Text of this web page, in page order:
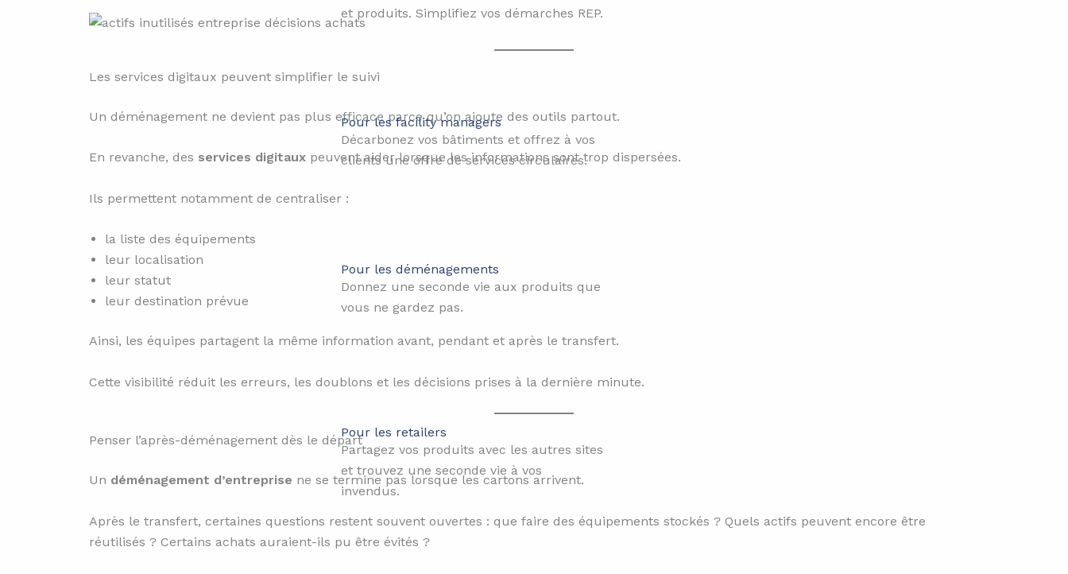
et produits. Simplifiez vos démarches REP.
Pour les facility managers
Décarbonez vos bâtiments et offrez à vos
clients une offre de services circulaires.
Pour les déménagements
Donnez une seconde vie aux produits que
vous ne gardez pas.
Pour les retailers​
Partagez vos produits avec les autres sites
et trouvez une seconde vie à vos
invendus.
Les services digitaux peuvent simplifier le suivi
Un déménagement ne devient pas plus efficace parce qu’on ajoute des outils partout.
En revanche, des services digitaux peuvent aider lorsque les informations sont trop dispersées.
Ils permettent notamment de centraliser :
la liste des équipements
leur localisation
leur statut
leur destination prévue
Ainsi, les équipes partagent la même information avant, pendant et après le transfert.
Cette visibilité réduit les erreurs, les doublons et les décisions prises à la dernière minute.
Penser l’après-déménagement dès le départ
Un déménagement d’entreprise ne se termine pas lorsque les cartons arrivent.
Après le transfert, certaines questions restent souvent ouvertes : que faire des équipements stockés ? Quels actifs peuvent encore être
réutilisés ? Certains achats auraient-ils pu être évités ?